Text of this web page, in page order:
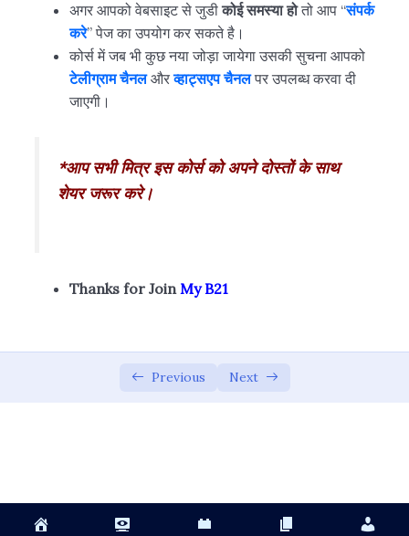
अगर आपको वेबसाइट से जुडीकोई समस्या होतो आप “संपर्क
करे” पेज का उपयोग कर सकते है।
कोर्स में जब भी कुछ नया जोड़ा जायेगा उसकी सुचना आपको
टेलीग्राम चैनलऔरव्हाट्सएप चैनलपर उपलब्ध करवा दी
जाएगी।
*आप सभी मित्र इस कोर्स को अपने दोस्तों के साथ
शेयर जरूर करे।
Thanks for Join My B21
Previous Next